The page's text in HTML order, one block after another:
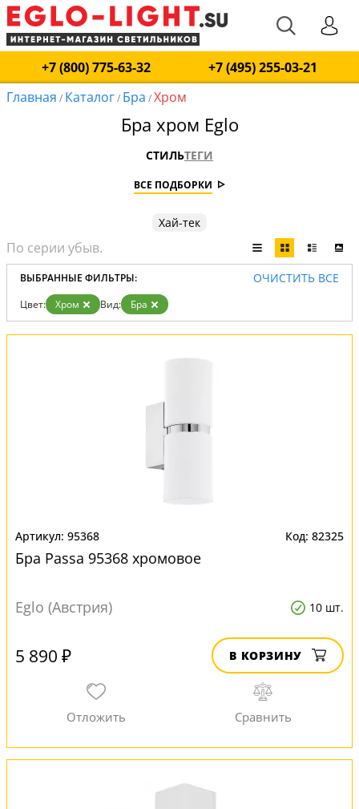
+7 (800) 775-63-32
+7 (495) 255-03-21
Главная / Каталог/ Бра /Хром
Бра хром Eglo
СТИЛЬТЕГИ
ВСЕ ПОДБОРКИ
Хай-тек
ВЫБРАННЫЕ ФИЛЬТРЫ: ОЧИСТИТЬ ВСЕ
Цвет: Хром Вид: Бра
95368 82325
Бра Passa 95368 хромовое
Eglo (Австрия) 10 шт.
5 890 ₽ В КОРЗИНУ